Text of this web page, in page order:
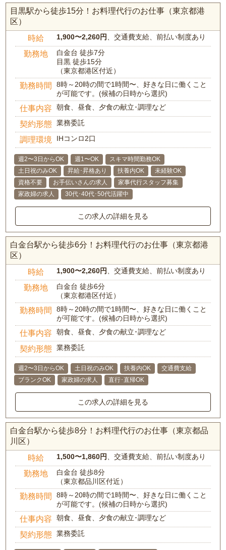
目黒駅から徒歩15分！お料理代行のお仕事（東京都港
区）
時給 1,900〜2,260円、交通費支給、前払い制度あり
勤務地
白金台 徒歩7分
目黒 徒歩15分
（東京都港区付近）
勤務時間
8時～20時の間で1時間〜、好きな日に働くこと
が可能です。(候補の日時から選択)
仕事内容 朝食、昼食、夕食の献立･調理など
契約形態 業務委託
調理環境 IHコンロ2口
週2〜3日からOK 週1〜OK
スキマ時間勤務OK
土日祝のみOK
昇給･昇格あり 扶養内OK
未経験OK
資格不要
お手伝いさんの求人
家事代行スタッフ募集
家政婦の求人
30代･40代･50代活躍中
この求人の詳細を見る
白金台駅から徒歩6分！お料理代行のお仕事（東京都港
区）
時給 1,900〜2,260円、交通費支給、前払い制度あり
勤務地
白金台 徒歩6分
（東京都港区付近）
勤務時間
8時～20時の間で1時間〜、好きな日に働くこと
が可能です。(候補の日時から選択)
仕事内容 朝食、昼食、夕食の献立･調理など
契約形態 業務委託
週2〜3日からOK 土日祝のみOK 扶養内OK
交通費支給
ブランクOK
家政婦の求人 直行･直帰OK
この求人の詳細を見る
白金台駅から徒歩8分！お料理代行のお仕事（東京都品
川区）
時給 1,500〜1,860円、交通費支給、前払い制度あり
勤務地
白金台 徒歩8分
（東京都品川区付近）
勤務時間
8時～20時の間で1時間〜、好きな日に働くこと
が可能です。(候補の日時から選択)
仕事内容 朝食、昼食、夕食の献立･調理など
契約形態 業務委託